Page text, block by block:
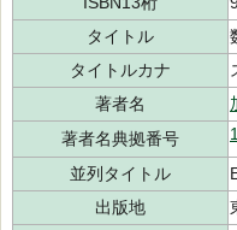
タイトル
タイトルカナ
著者名
著者名典拠番号
並列タイトル
出版地